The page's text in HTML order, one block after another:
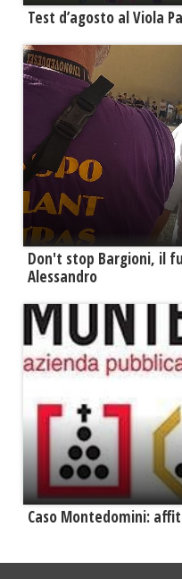
Test d’agosto al Viola
Don't stop Bargioni, il
Alessandro
Caso Montedomini: